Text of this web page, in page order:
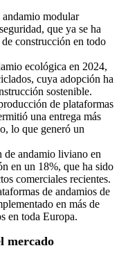
andamio modular
que ya se ha
construcción en todo
ecológica en 2024,
cuya adopción ha
sostenible.
de plataformas
una entrega más
lo que generó un
andamio liviano en
en un 18%, que ha sido
comerciales recientes.
de andamios de
en más de
en toda Europa.
mercado